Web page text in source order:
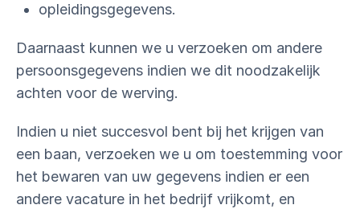
opleidingsgegevens.
Daarnaast kunnen we u verzoeken om andere
persoonsgegevens indien we dit noodzakelijk
achten voor de werving.
Indien u niet succesvol bent bij het krijgen van
een baan, verzoeken we u om toestemming voor
het bewaren van uw gegevens indien er een
andere vacature in het bedrijf vrijkomt, en